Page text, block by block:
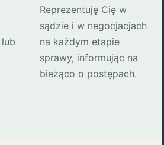
Reprezentuję Cię w
sądzie i w negocjacjach
na każdym etapie
sprawy, informując na
bieżąco o postępach.